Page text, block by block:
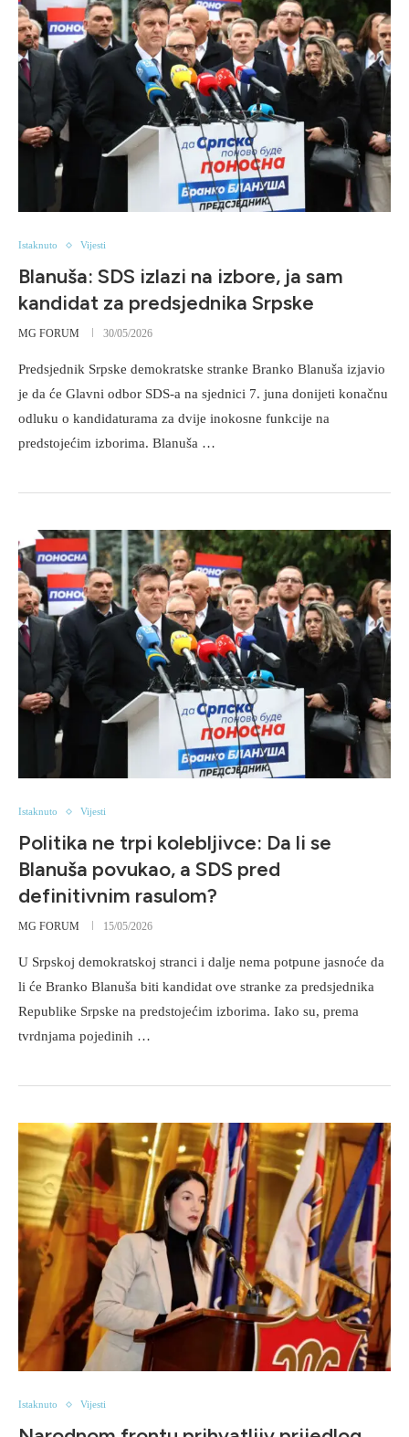
Istaknuto Vijesti
Blanuša: SDS izlazi na izbore, ja sam
kandidat za predsjednika Srpske
MG FORUM 30/05/2026
Predsjednik Srpske demokratske stranke Branko Blanuša izjavio
je da će Glavni odbor SDS-a na sjednici 7. juna donijeti konačnu
odluku o kandidaturama za dvije inokosne funkcije na
predstojećim izborima. Blanuša …
Istaknuto Vijesti
Politika ne trpi kolebljivce: Da li se
Blanuša povukao, a SDS pred
definitivnim rasulom?
MG FORUM 15/05/2026
U Srpskoj demokratskoj stranci i dalje nema potpune jasnoće da
li će Branko Blanuša biti kandidat ove stranke za predsjednika
Republike Srpske na predstojećim izborima. Iako su, prema
tvrdnjama pojedinih …
Istaknuto Vijesti